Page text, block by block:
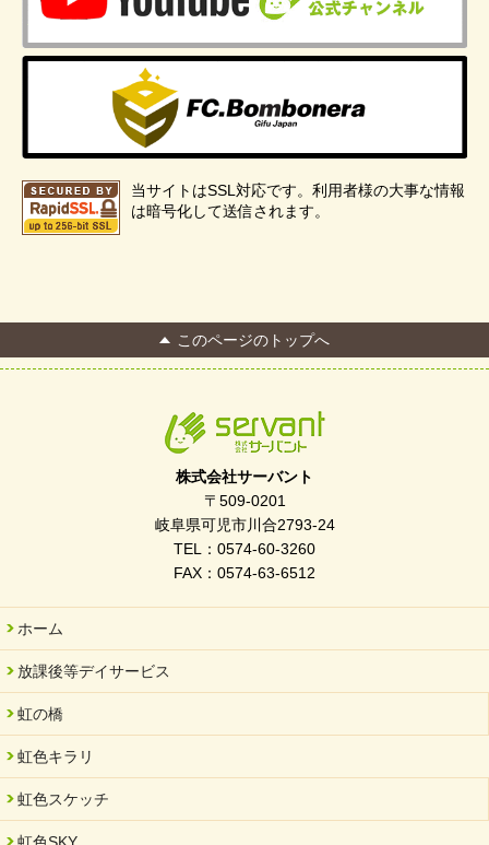
当サイトはSSL対応です。利用者様の大事な情報
は暗号化して送信されます。
このページのトップへ
株式会社サーバント
〒509-0201
岐阜県可児市川合2793-24
TEL：0574-60-3260
FAX：0574-63-6512
ホーム
放課後等デイサービス
虹の橋
虹色キラリ
虹色スケッチ